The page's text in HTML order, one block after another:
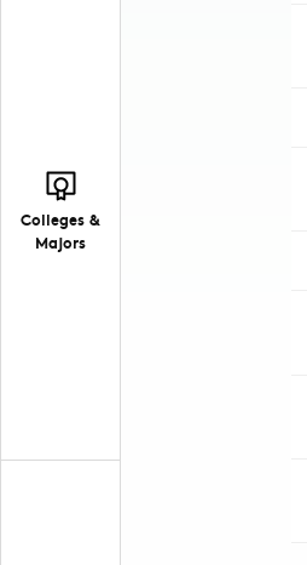
Colleges &
Majors